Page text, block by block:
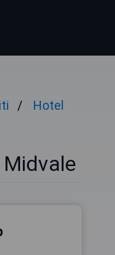
Hotel